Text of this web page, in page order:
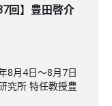
回】豊田啓介
8月4日〜8月7日
究所 特任教授豊